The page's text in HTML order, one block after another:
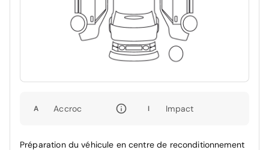
A Accroc I Impact
Préparation du véhicule en centre de reconditionnement